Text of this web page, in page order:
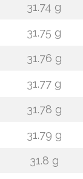
31.74 g
31.75 g
31.76 g
31.77 g
31.78 g
31.79 g
31.8 g